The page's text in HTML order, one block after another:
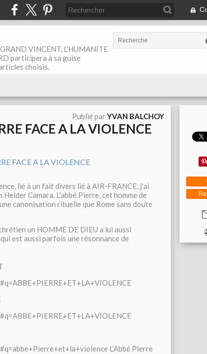
VINCENT, L'HUMANITE
participera à sa guise
choisis.
Publié parYVAN BALCHOY
FACE A LA VIOLENCE
lié à un fait divers lié à AIR-FRANCE, j'ai
Camara. L'abbé Pierre, cet homme de
canonisation rituelle que Rome sans doute
un HOMME DE DIEU a lui aussi
est aussi parfois une résonnance de
L’Abbé Pierre